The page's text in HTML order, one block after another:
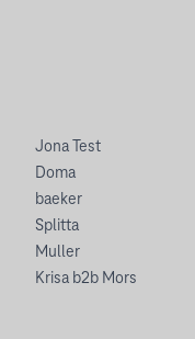
Jona Test
Doma
baeker
Splitta
Muller
Krisa b2b Mors